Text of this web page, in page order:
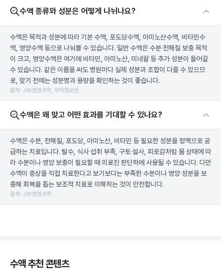
수액 종류와 성분은 어떻게 나뉘나요?
수액은 목적과 성분에 따라 기본 수액, 포도당수액, 아미노산수액, 비타민수
액, 영양수액 등으로 나눠볼 수 있습니다. 일반 수액은 수분·전해질 보충 목적
이 크고, 영양수액은 여기에 비타민, 아미노산, 미네랄 등 추가 성분이 들어갈
수 있습니다. 같은 이름을 써도 병원마다 실제 성분과 조합이 다를 수 있으므
로, 맞기 전에는 성분명과 용량을 확인하는 것이 좋습니다.
출처: JW생명과학, 약학정보원
수액은 왜 맞고 어떤 효과를 기대할 수 있나요?
수액은 수분, 전해질, 포도당, 아미노산, 비타민 등 필요한 성분을 정맥으로 공
급하는 치료입니다. 탈수, 식사 섭취 부족, 구토·설사, 피로감처럼 몸 상태에 따
라 수분이나 영양 보충이 필요할 때 의료진 판단하에 사용될 수 있습니다. 다만
수액이 증상을 직접 치료한다고 보기보다는 부족한 수분이나 영양 성분을 보
충해 회복을 돕는 보조적 치료로 이해하는 것이 안전합니다.
출처: JW생명과학
수액 추천 콘텐츠